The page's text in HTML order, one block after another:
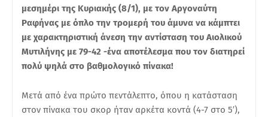
μεσημέρι της Κυριακής (8/1), με τον Αργοναύτη
Ραφήνας με όπλο την τρομερή του άμυνα να κάμπτει
με χαρακτηριστική άνεση την αντίσταση του Αιολικού
Μυτιλήνης με 79-42 -ένα αποτέλεσμα που τον διατηρεί
πολύ ψηλά στο βαθμολογικό πίνακα!
Μετά από ένα πρώτο πεντάλεπτο, όπου η κατάσταση
στον πίνακα του σκορ ήταν αρκέτα κοντά (4-7 στο 5′),